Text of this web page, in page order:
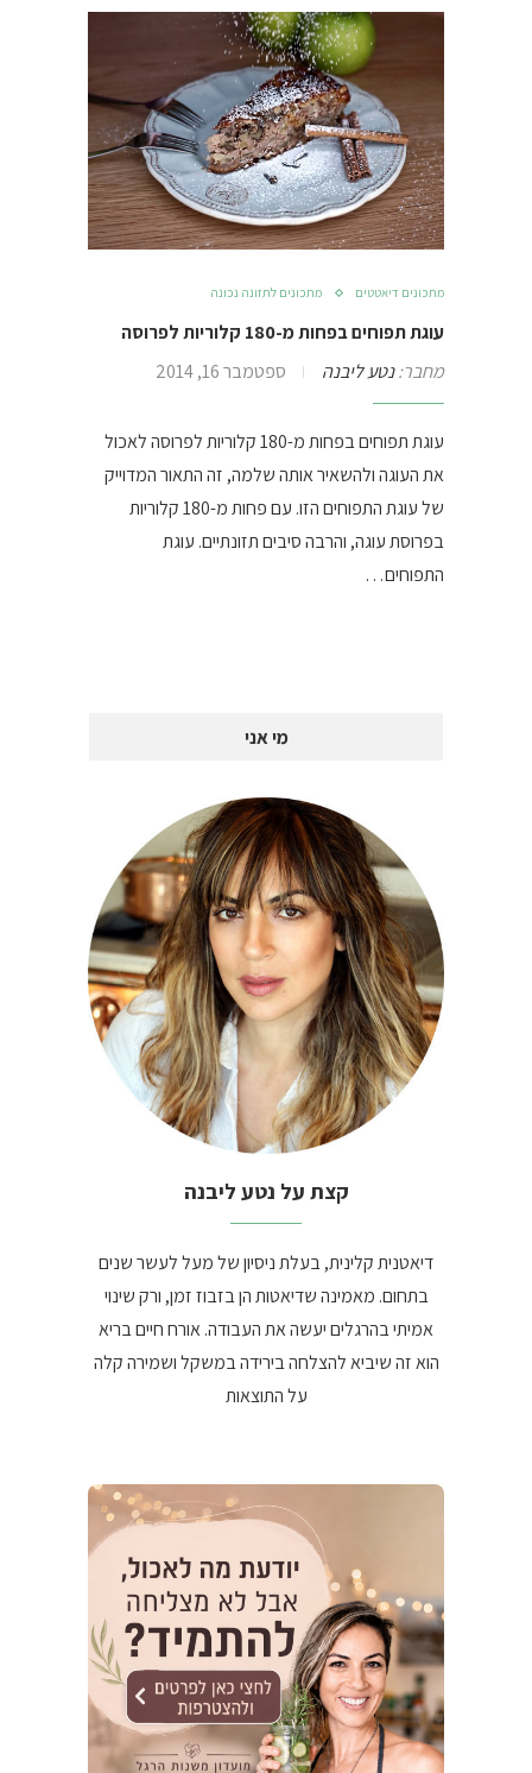
מתכונים דיאטטים מתכונים לתזונה נכונה
עוגת תפוחים בפחות מ-180 קלוריות לפרוסה
מחבר:נטע ליבנה ספטמבר 16, 2014
עוגת תפוחים בפחות מ-180 קלוריות לפרוסה לאכול
את העוגה ולהשאיר אותה שלמה, זה התאור המדוייק
של עוגת התפוחים הזו. עם פחות מ-180 קלוריות
בפרוסת עוגה, והרבה סיבים תזונתיים. עוגת
התפוחים…
מי אני
קצת על נטע ליבנה
דיאטנית קלינית, בעלת ניסיון של מעל לעשר שנים
בתחום. מאמינה שדיאטות הן בזבוז זמן, ורק שינוי
אמיתי בהרגלים יעשה את העבודה. אורח חיים בריא
הוא זה שיביא להצלחה בירידה במשקל ושמירה קלה
על התוצאות